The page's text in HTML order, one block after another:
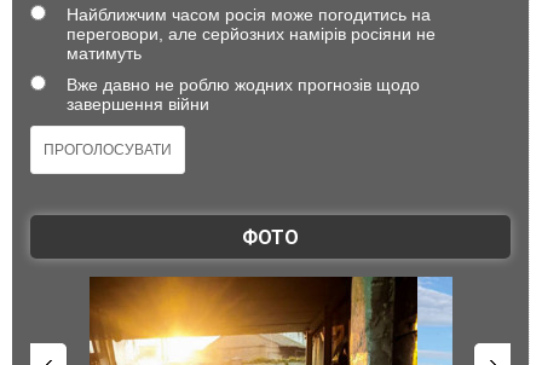
Найближчим часом росія може погодитись на
переговори, але серйозних намірів росіяни не
матимуть
Вже давно не роблю жодних прогнозів щодо
завершення війни
ФОТО